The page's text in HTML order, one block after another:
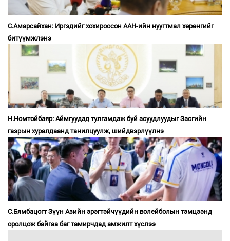
С.Амарсайхан: Иргэдийг хохироосон ААН-ийн нуугтмал хөрөнгийг
битүүмжлэнэ
Н.Номтойбаяр: Аймгуудад тулгамдаж буй асуудлуудыг Засгийн
газрын хуралдаанд танилцуулж, шийдвэрлүүлнэ
С.Бямбацогт Зүүн Азийн эрэгтэйчүүдийн волейболын тэмцээнд
оролцож байгаа баг тамирчдад амжилт хүслээ